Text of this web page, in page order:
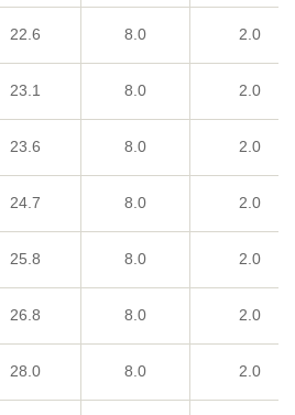
22.6 8.0 2.0
23.1 8.0 2.0
23.6 8.0 2.0
24.7 8.0 2.0
25.8 8.0 2.0
26.8 8.0 2.0
28.0 8.0 2.0